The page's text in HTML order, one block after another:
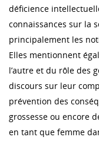
déficience
connaissances sur la
principalement les
Elles mentionnent
l’autre et du rôle des
discours sur leur
prévention des
grossesse ou encore
en tant que femme